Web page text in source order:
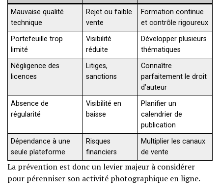
Mauvaise qualité
technique
Rejet ou faible
vente
Formation continue
et contrôle rigoureux
Portefeuille trop
limité
Visibilité
réduite
Développer plusieurs
thématiques
Négligence des
licences
Litiges,
sanctions
Connaître
parfaitement le droit
d’auteur
Absence de
régularité
Visibilité en
baisse
Planifier un
calendrier de
publication
Dépendance à une
seule plateforme
Risques
financiers
Multiplier les canaux
de vente
La prévention est donc un levier majeur à considérer
pour pérenniser son activité photographique en ligne.